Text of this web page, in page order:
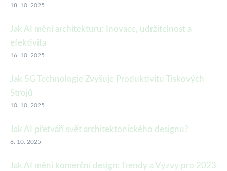
18. 10. 2025
Jak AI mění architekturu: Inovace, udržitelnost a
efektivita
16. 10. 2025
Jak 5G Technologie Zvyšuje Produktivitu Tiskových
Strojů
10. 10. 2025
Jak AI přetváří svět architektonického designu?
8. 10. 2025
Jak AI mění komerční design: Trendy a Výzvy pro 2023